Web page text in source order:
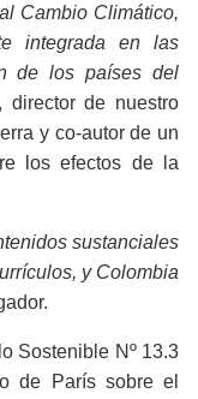
Cambio Climático,
integrada en las
de los países del
director de nuestro
y co-autor de un
los efectos de la
sustanciales
y Colombia
Sostenible Nº 13.3
de París sobre el